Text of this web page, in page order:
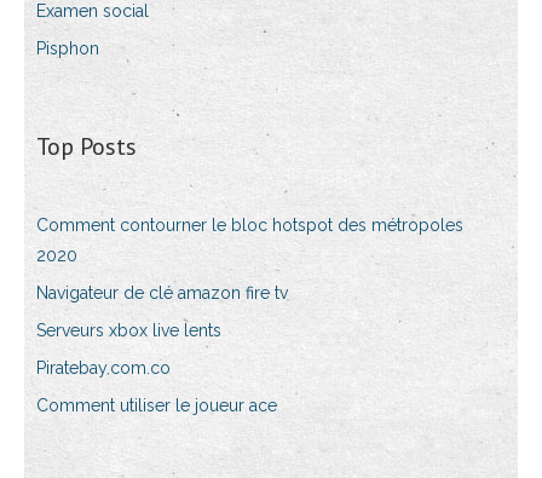
Examen social
Pisphon
Top Posts
Comment contourner le bloc hotspot des métropoles
2020
Navigateur de clé amazon fire tv
Serveurs xbox live lents
Piratebay.com.co
Comment utiliser le joueur ace